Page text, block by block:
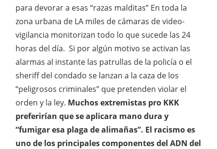
para devorar a esas “razas malditas” En toda la
zona urbana de LA miles de cámaras de video-
vigilancia monitorizan todo lo que sucede las 24
horas del día. Si por algún motivo se activan las
alarmas al instante las patrullas de la policía o el
sheriff del condado se lanzan a la caza de los
“peligrosos criminales” que pretenden violar el
orden y la ley. Muchos extremistas pro KKK
preferirían que se aplicara mano dura y
“fumigar esa plaga de alimañas”. El racismo es
uno de los principales componentes del ADN del